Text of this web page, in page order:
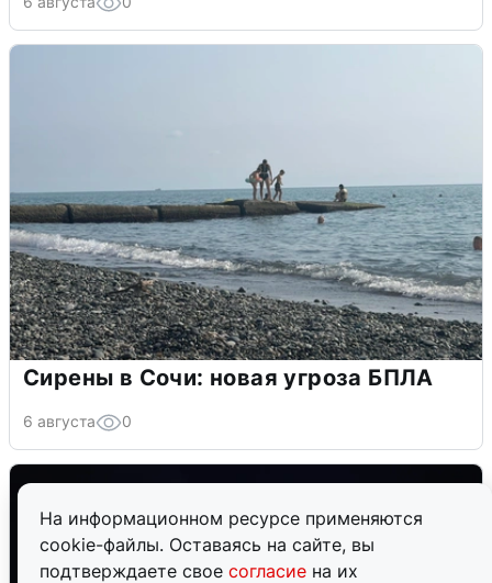
На информационном ресурсе применяются
cookie-файлы. Оставаясь на сайте, вы
подтверждаете свое согласие на их
Сирены в Сочи: новая угроза БПЛА
6 августа 0